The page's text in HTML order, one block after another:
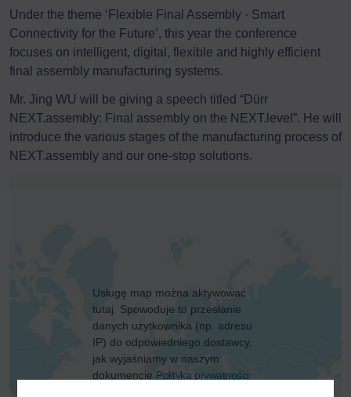
Under the theme ‘Flexible Final Assembly · Smart
Connectivity for the Future’, this year the conference
focuses on intelligent, digital, flexible and highly efficient
final assembly manufacturing systems.
Mr. Jing WU will be giving a speech titled “Dürr
NEXT.assembly: Final assembly on the NEXT.level”. He will
introduce the various stages of the manufacturing process of
NEXT.assembly and our one-stop solutions.
Usługę map można aktywować
tutaj. Spowoduje to przesłanie
danych użytkownika (np. adresu
IP) do odpowiedniego dostawcy,
jak wyjaśniamy w naszym
dokumencie Polityka prywatności